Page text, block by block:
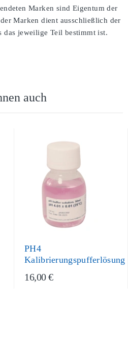
Marken sind Eigentum der
Marken dient ausschließlich der
das jeweilige Teil bestimmt ist.
auch
PH4
Kalibrierungspufferlösung
16,00 €